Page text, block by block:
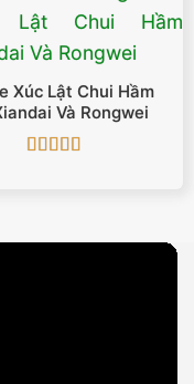
Xúc Lật Chui Hầm
Và Rongwei